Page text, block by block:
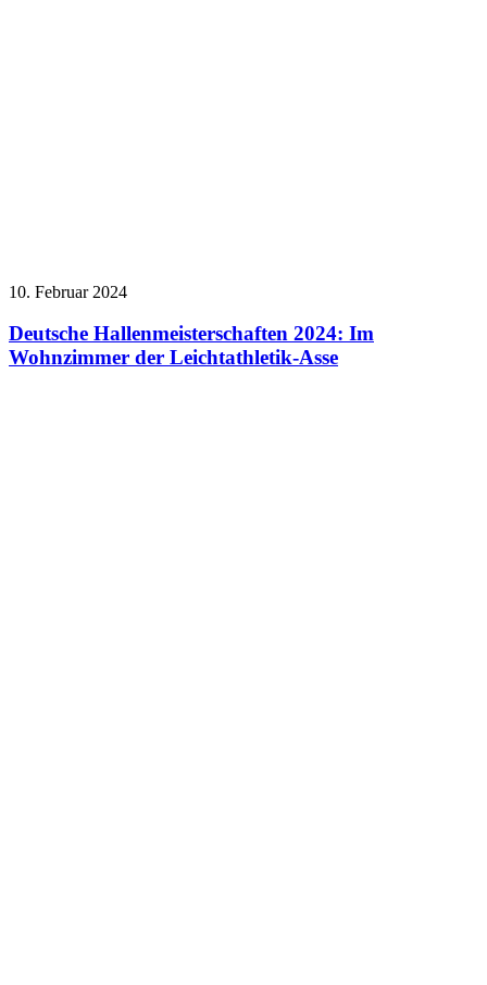
10. Februar 2024
Deutsche Hallenmeisterschaften 2024: Im
Wohnzimmer der Leichtathletik-Asse